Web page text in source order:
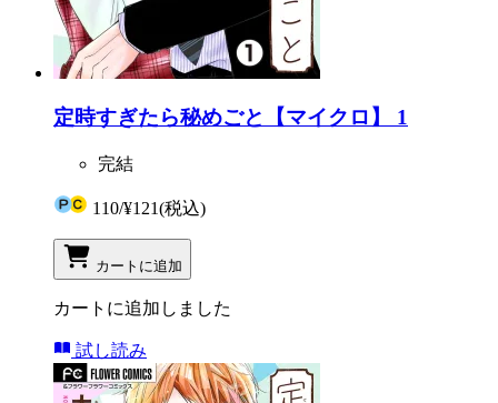
定時すぎたら秘めごと【マイクロ】 1
完結
110/¥121(税込)
カートに追加
カートに追加しました
試し読み